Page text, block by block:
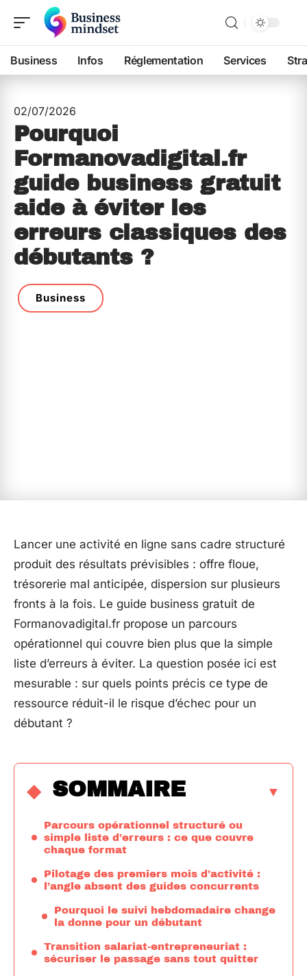
Business Infos Réglementation Services
02/07/2026
Pourquoi
Formanovadigital.fr
guide business gratuit
aide à éviter les
erreurs classiques des
débutants ?
Business
Lancer une activité en ligne sans cadre structuré
produit des résultats prévisibles : offre floue,
trésorerie mal anticipée, dispersion sur plusieurs
fronts à la fois. Le guide business gratuit de
Formanovadigital.fr propose un parcours
opérationnel qui couvre bien plus que la simple
liste d’erreurs à éviter. La question posée ici est
mesurable : sur quels points précis ce type de
ressource réduit-il le risque d’échec pour un
débutant ?
SOMMAIRE
Parcours opérationnel structuré ou
simple liste d’erreurs : ce que couvre
chaque format
Pilotage des premiers mois d’activité :
l’angle absent des guides concurrents
Pourquoi le suivi hebdomadaire change
la donne pour un débutant
Transition salariat-entrepreneuriat :
sécuriser le passage sans tout quitter